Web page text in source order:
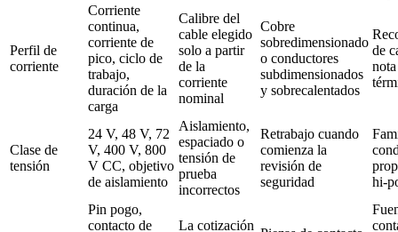
Perfil de
corriente
Corriente
continua,
corriente de
pico, ciclo de
trabajo,
duración de la
carga
Calibre del
cable elegido
solo a partir
de la
corriente
nominal
Cobre
sobredimensionado
o conductores
subdimensionados
y sobrecalentados
de
Clase de
tensión
24 V, 48 V, 72
V, 400 V, 800
V CC, objetivo
de aislamiento
Aislamiento,
espaciado o
tensión de
prueba
incorrectos
Retrabajo cuando
comienza la
revisión de
seguridad
Pin pogo,
contacto de
La cotización